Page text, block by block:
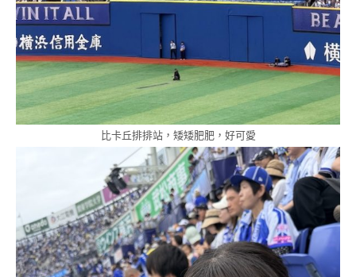
比卡丘排排站，矮矮肥肥，好可愛